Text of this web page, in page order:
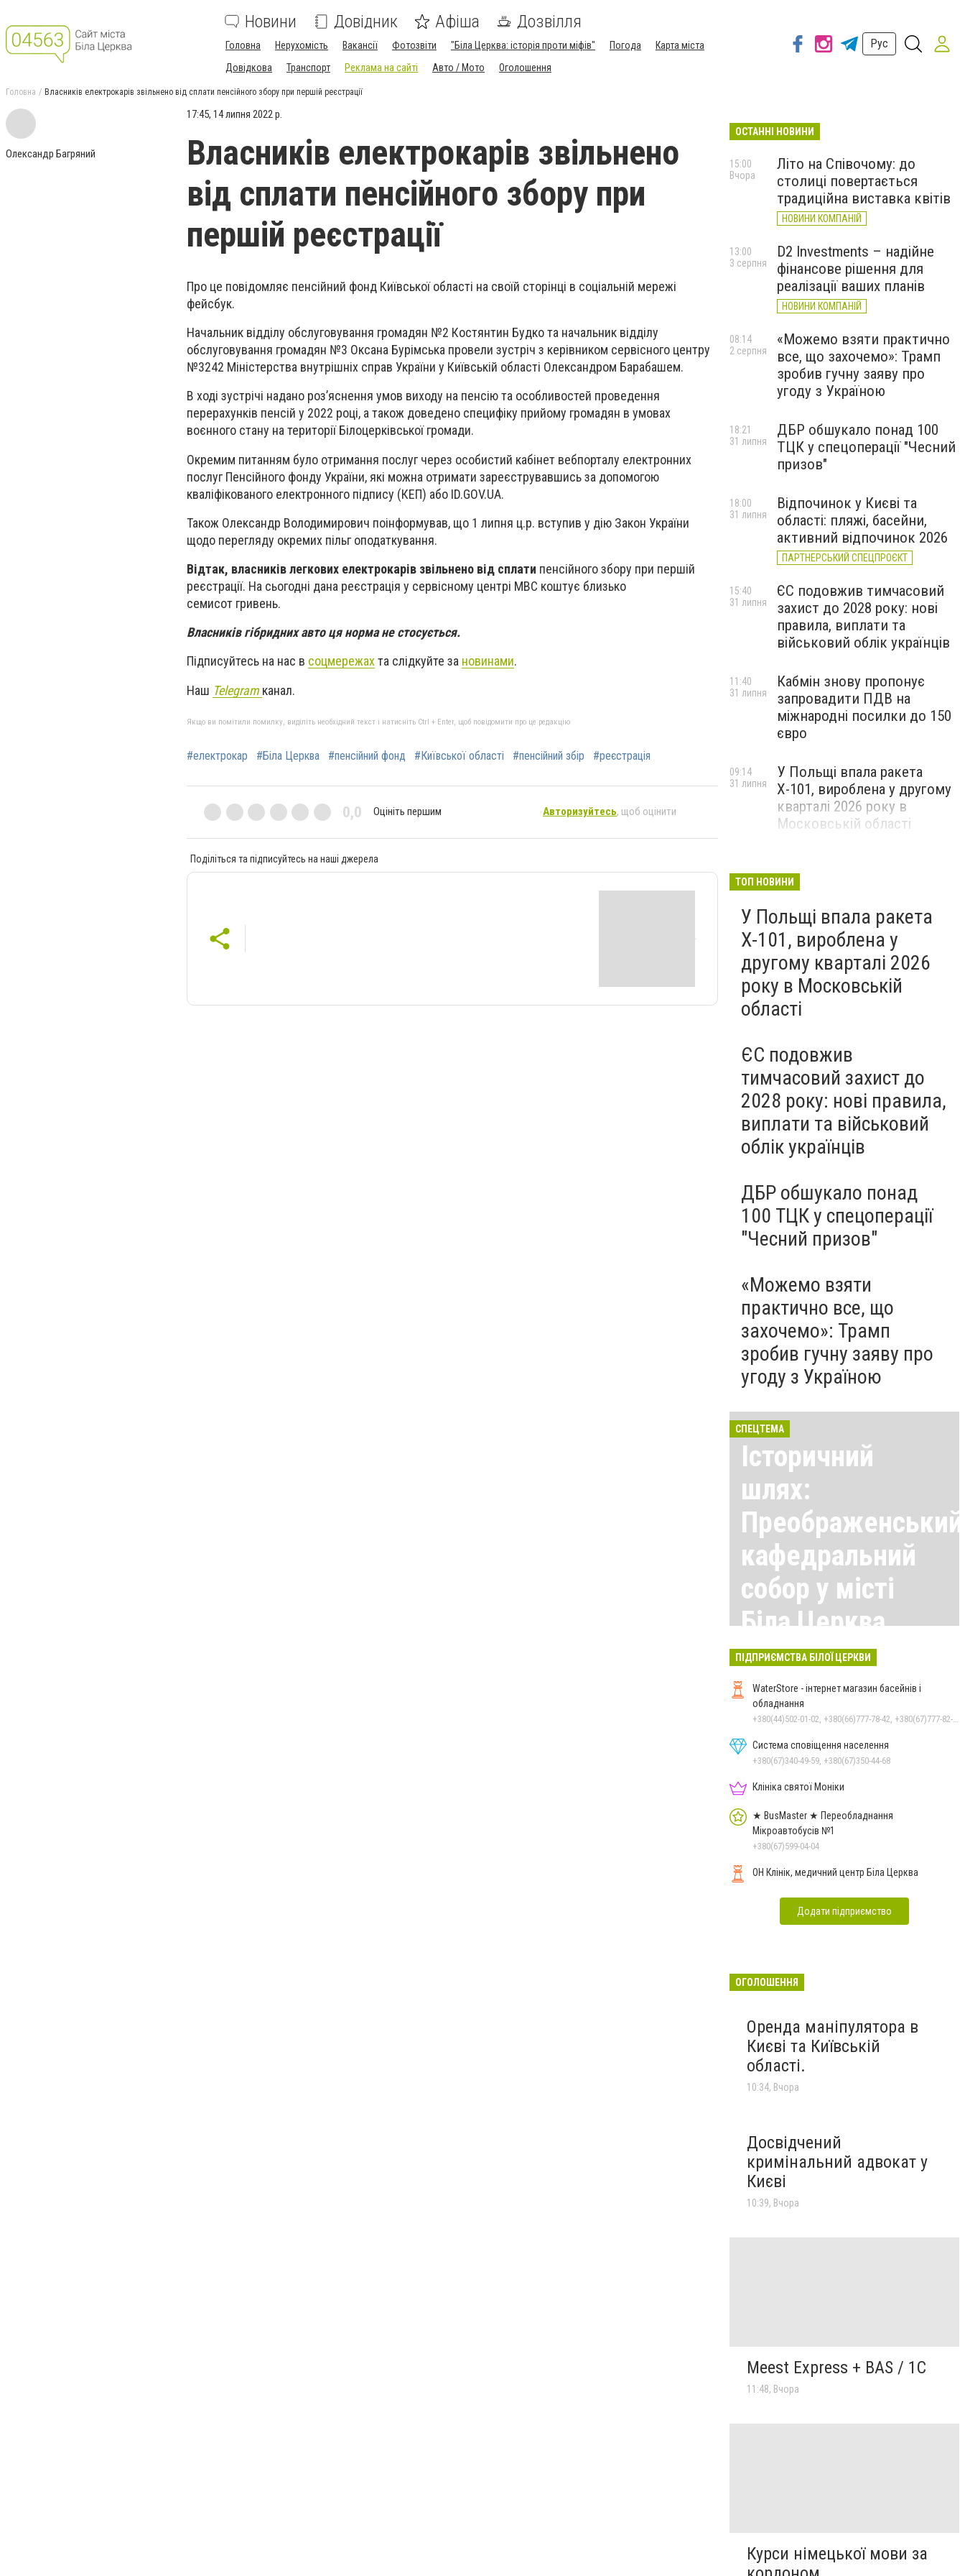
Новини Довідник Афіша Дозвілля
Головна Нерухомість Вакансії Фотозвіти "Біла Церква: історія проти міфів" Погода
Карта міста
Довідкова
Транспорт Реклама на сайті Авто / Мото Оголошення
Рус
Головна Власників електрокарів звільнено від сплати пенсійного збору при першій реєстрації
Олександр Багряний
17:45, 14 липня 2022 р.
Власників електрокарів звільнено
від сплати пенсійного збору при
першій реєстрації
Про це повідомляє пенсійний фонд Київської області на своїй сторінці в соціальній мережі
фейсбук.
Начальник відділу обслуговування громадян №2 Костянтин Будко та начальник відділу
обслуговування громадян №3 Оксана Бурімська провели зустріч з керівником сервісного центру
№3242 Міністерства внутрішніх справ України у Київській області Олександром Барабашем.
В ході зустрічі надано роз’яснення умов виходу на пенсію та особливостей проведення
перерахунків пенсій у 2022 році, а також доведено специфіку прийому громадян в умовах
воєнного стану на території Білоцерківської громади.
Окремим питанням було отримання послуг через особистий кабінет вебпорталу електронних
послуг Пенсійного фонду України, які можна отримати зареєструвавшись за допомогою
кваліфікованого електронного підпису (КЕП) або ID.GOV.UA.
Також Олександр Володимирович поінформував, що 1 липня ц.р. вступив у дію Закон України
щодо перегляду окремих пільг оподаткування.
Відтак, власників легкових електрокарів звільнено від сплати пенсійного збору при першій
реєстрації. На сьогодні дана реєстрація у сервісному центрі МВС коштує близько
семисот гривень.
Власників гібридних авто ця норма не стосується.
Підписуйтесь на нас в соцмережахта слідкуйте за новинами.
Наш Telegram канал.
Якщо ви помітили помилку, виділіть необхідний текст і натисніть Ctrl + Enter, щоб повідомити про це редакцію
#електрокар #Біла Церква #пенсійний фонд #Київської області #пенсійний збір #реєстрація
0,0 Оцініть першим Авторизуйтесь, щоб оцінити
Поділіться та підписуйтесь на наші джерела
ОСТАННІ НОВИНИ
Літо на Співочому: до
столиці повертається
традиційна виставка квітів
НОВИНИ КОМПАНІЙ
15:00
Вчора
D2 Investments – надійне
фінансове рішення для
реалізації ваших планів
НОВИНИ КОМПАНІЙ
13:00
3 серпня
«Можемо взяти практично
все, що захочемо»: Трамп
зробив гучну заяву про
угоду з Україною
08:14
2 серпня
ДБР обшукало понад 100
ТЦК у спецоперації "Чесний
призов"
18:21
31 липня
Відпочинок у Києві та
області: пляжі, басейни,
активний відпочинок 2026
ПАРТНЕРСЬКИЙ СПЕЦПРОЄКТ
18:00
31 липня
ЄС подовжив тимчасовий
захист до 2028 року: нові
правила, виплати та
військовий облік українців
15:40
31 липня
Кабмін знову пропонує
запровадити ПДВ на
міжнародні посилки до 150
євро
11:40
31 липня
У Польщі впала ракета
Х-101, вироблена у другому
кварталі 2026 року в
Московській області
09:14
31 липня
ТОП НОВИНИ
У Польщі впала ракета
Х-101, вироблена у
другому кварталі 2026
року в Московській
області
ЄС подовжив
тимчасовий захист до
2028 року: нові правила,
виплати та військовий
облік українців
ДБР обшукало понад
100 ТЦК у спецоперації
"Чесний призов"
«Можемо взяти
практично все, що
захочемо»: Трамп
зробив гучну заяву про
угоду з Україною
СПЕЦТЕМА
Історичний
шлях:
Преображенський
кафедральний
собор у місті
Біла Церква
Всі матеріали тут
ПІДПРИЄМСТВА БІЛОЇ ЦЕРКВИ
WaterStore - інтернет магазин басейнів і
обладнання
Система сповіщення населення
+380(67)340-49-59, +380(67)350-44-68
Клініка святої Моніки
★ BusMaster ★ Переобладнання
Мікроавтобусів №1
+380(67)599-04-04
ОН Клінік, медичний центр Біла Церква
Додати підприємство
ОГОЛОШЕННЯ
Оренда маніпулятора в
Києві та Київській
області.
10:34, Вчора
Досвідчений
кримінальний адвокат у
Києві
10:39, Вчора
Meest Express + BAS / 1C
11:48, Вчора
Курси німецької мови за